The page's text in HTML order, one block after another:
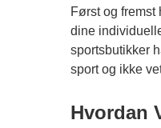
Først og fremst
dine
sportsbutikker
sport og ikke
Hvordan